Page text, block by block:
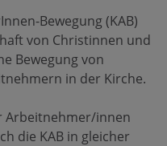
Bewegung (KAB)
von Christinnen und
Bewegung von
in der Kirche.
Arbeitnehmer/innen
die KAB in gleicher